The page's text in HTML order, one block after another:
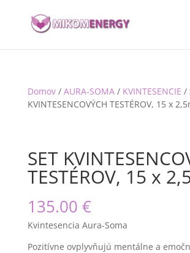
Domov/ AURA-SOMA/ KVINTESENCIE /
KVINTESENCOVÝCH TESTÉROV, 15 x
SET
TESTÉROV, 15 x
135.00 €
Kvintesencia Aura-Soma
Pozitívne ovplyvňujú mentálne a